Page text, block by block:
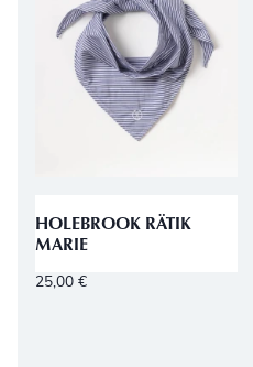
HOLEBROOK RÄTIK
MARIE
25,00 €